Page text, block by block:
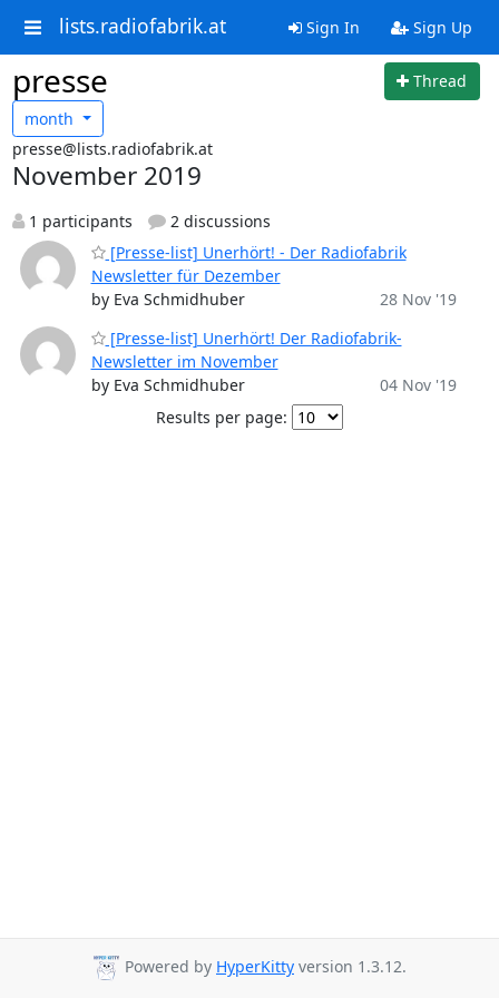
lists.radiofabrik.at Sign In Sign Up
presse
Thread
month
presse@lists.radiofabrik.at
November 2019
1 participants
2 discussions
[Presse-list] Unerhört! - Der Radiofabrik
Newsletter für Dezember
by Eva Schmidhuber
28 Nov '19
[Presse-list] Unerhört! Der Radiofabrik-
Newsletter im November
by Eva Schmidhuber
04 Nov '19
Results per page:
Powered by HyperKitty version 1.3.12.